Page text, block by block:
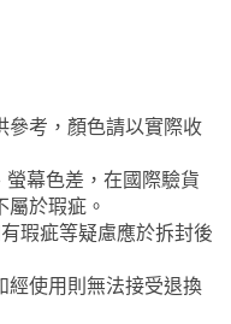
參考，顏色請以實際收
幕色差，在國際驗貨
於瑕疵。
瑕疵等疑慮應於拆封後
經使用則無法接受退換